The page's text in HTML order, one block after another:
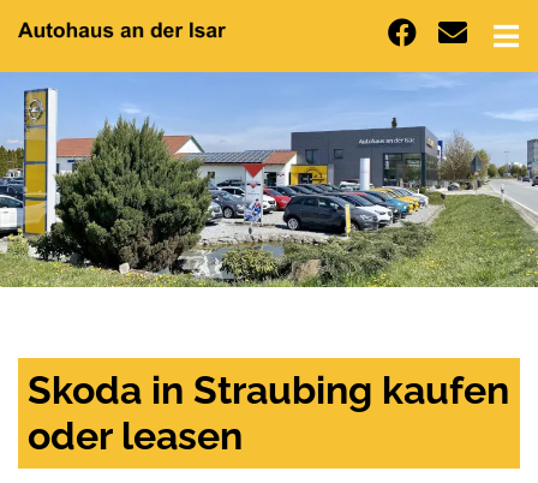
Skoda in Straubing kaufen
oder leasen